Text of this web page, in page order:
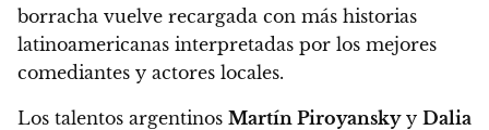
borracha vuelve recargada con más historias
latinoamericanas interpretadas por los mejores
comediantes y actores locales.
Los talentos argentinos Martín Piroyanskyy Dalia